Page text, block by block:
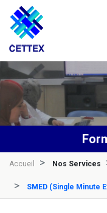
Accueil Nos Services
SMED (Single Minute